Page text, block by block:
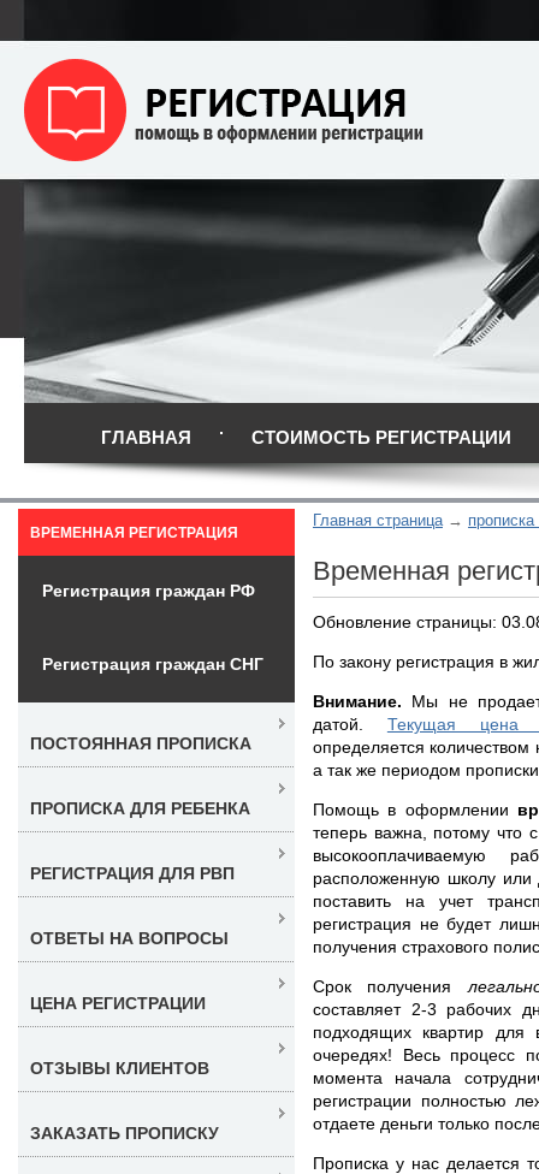
ГЛАВНАЯ СТОИМОСТЬ РЕГИСТРАЦИИ
Главная страница
Временная
Обновление страницы:
По закону регистрация в
Внимание. Мы не продает
датой. Текущая цена
определяется
а так же периодом
Помощь в оформлении
теперь важна, потому что
высокооплачиваемую
расположенную школу или
поставить на учет
регистрация не будет
получения страхового
Срок получения
составляет 2-3 рабочих
подходящих квартир для
очередях! Весь процесс
момента начала
регистрации полностью
отдаете деньги только
Прописка у нас делается
ВРЕМЕННАЯ РЕГИСТРАЦИЯ
Регистрация граждан РФ
Регистрация граждан СНГ
ПОСТОЯННАЯ ПРОПИСКА
ПРОПИСКА ДЛЯ РЕБЕНКА
РЕГИСТРАЦИЯ ДЛЯ РВП
ОТВЕТЫ НА ВОПРОСЫ
ЦЕНА РЕГИСТРАЦИИ
ОТЗЫВЫ КЛИЕНТОВ
ЗАКАЗАТЬ ПРОПИСКУ